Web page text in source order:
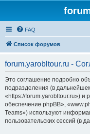
FAQ
Список форумов
forum.yarobltour.ru -
Это соглашение подробно
подразделения (в
«https://forum.yarobltour.ru») и
обеспечение phpBB»,
Teams») используют
пользовательских сессий (в